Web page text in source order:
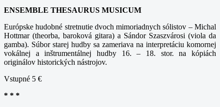
ENSEMBLE THESAURUS MUSICUM
Európske hudobné stretnutie dvoch mimoriadnych sólistov – Michal
Hottmar (theorba, baroková gitara) a Sándor Szaszvárosi (viola da
gamba). Súbor starej hudby sa zameriava na interpretáciu komornej
vokálnej a inštrumentálnej hudby 16. – 18. stor. na kópiách
originálov historických nástrojov.
Vstupné 5 €
* * *